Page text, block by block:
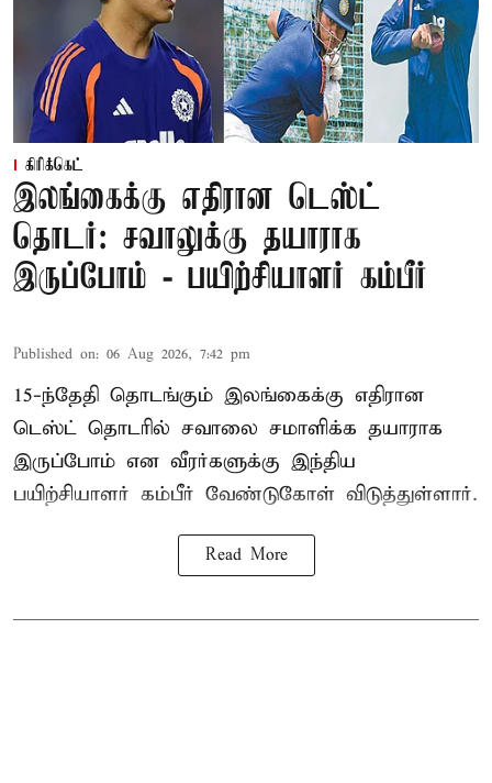
கிரிக்கெட்
இலங்கைக்கு எதிரான டெஸ்ட்
தொடர்: சவாலுக்கு தயாராக
இருப்போம் - பயிற்சியாளர் கம்பீர்
Published on: 06 Aug 2026, 7:42 pm
15-ந்தேதி தொடங்கும் இலங்கைக்கு எதிரான
டெஸ்ட் தொடரில் சவாலை சமாளிக்க தயாராக
இருப்போம் என வீரர்களுக்கு இந்திய
பயிற்சியாளர் கம்பீர் வேண்டுகோள் விடுத்துள்ளார்.
Read More